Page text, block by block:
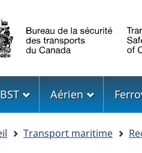
Aérien
Transport maritime